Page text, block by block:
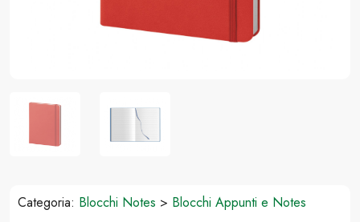
Categoria: Blocchi Notes > Blocchi Appunti e Notes